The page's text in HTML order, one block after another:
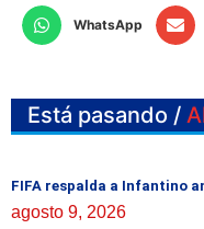
WhatsApp
Está pasando /
FIFA respalda a Infantino
agosto 9, 2026